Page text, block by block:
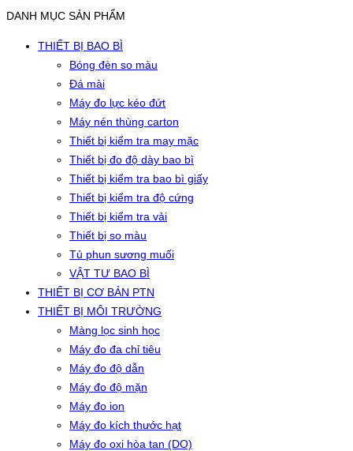
DANH MỤC SẢN PHẨM
THIẾT BỊ BAO BÌ
Bóng đèn so màu
Đá mài
Máy đo lực kéo đứt
Máy nén thùng carton
Thiết bị kiểm tra may mặc
Thiết bị đo độ dày bao bì
Thiết bị kiểm tra bao bì giấy
Thiết bị kiểm tra độ cứng
Thiết bị kiểm tra vải
Thiết bị so màu
Tủ phun sương muối
VẬT TƯ BAO BÌ
THIẾT BỊ CƠ BẢN PTN
THIẾT BỊ MÔI TRƯỜNG
Màng lọc sinh học
Máy đo đa chỉ tiêu
Máy đo độ dẫn
Máy đo độ mặn
Máy đo ion
Máy đo kích thước hạt
Máy đo oxi hòa tan (DO)